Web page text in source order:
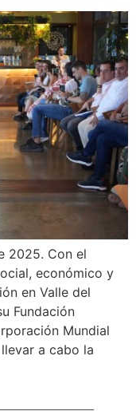
2025. Con el
económico y
en Valle del
Fundación
Mundial
a cabo la